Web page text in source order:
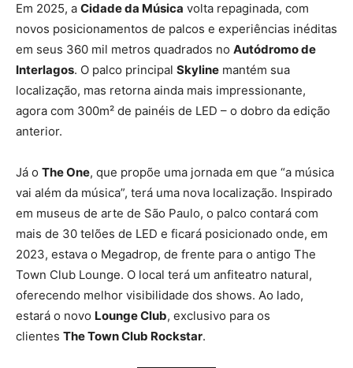
Em 2025, a Cidade da Música volta repaginada, com
novos posicionamentos de palcos e experiências inéditas
em seus 360 mil metros quadrados no Autódromo de
Interlagos. O palco principal Skyline mantém sua
localização, mas retorna ainda mais impressionante,
agora com 300m² de painéis de LED – o dobro da edição
anterior.
Já o The One, que propõe uma jornada em que “a música
vai além da música”, terá uma nova localização. Inspirado
em museus de arte de São Paulo, o palco contará com
mais de 30 telões de LED e ficará posicionado onde, em
2023, estava o Megadrop, de frente para o antigo The
Town Club Lounge. O local terá um anfiteatro natural,
oferecendo melhor visibilidade dos shows. Ao lado,
estará o novo Lounge Club, exclusivo para os
clientes The Town Club Rockstar.